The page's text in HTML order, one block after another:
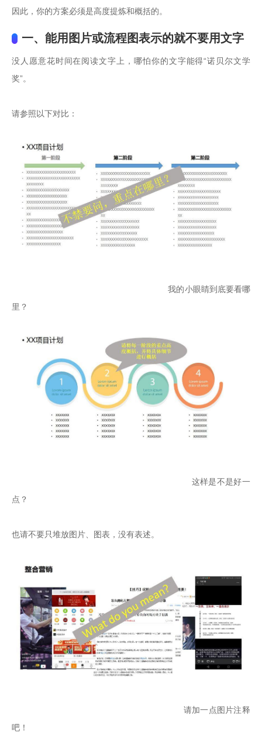
因此，你的方案必须是高度提炼和概括的。
一、能用图片或流程图表示的就不要用文字
没人愿意花时间在阅读文字上，哪怕你的文字能得“诺贝尔文学
奖”。
请参照以下对比：
                                                     我的小眼睛到底要看哪
里？
点？
也请不要只堆放图片、图表，没有表述。
吧！